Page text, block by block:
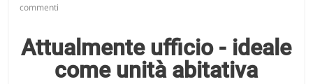
commenti
Attualmente ufficio - ideale
come unità abitativa